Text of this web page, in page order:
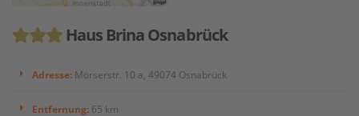
Haus Brina Osnabrück
Adresse: Mörserstr. 10 a, 49074 Osnabrück
Entfernung: 65 km